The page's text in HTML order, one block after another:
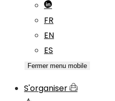
FR
EN
ES
Fermer menu mobile
S'organiser